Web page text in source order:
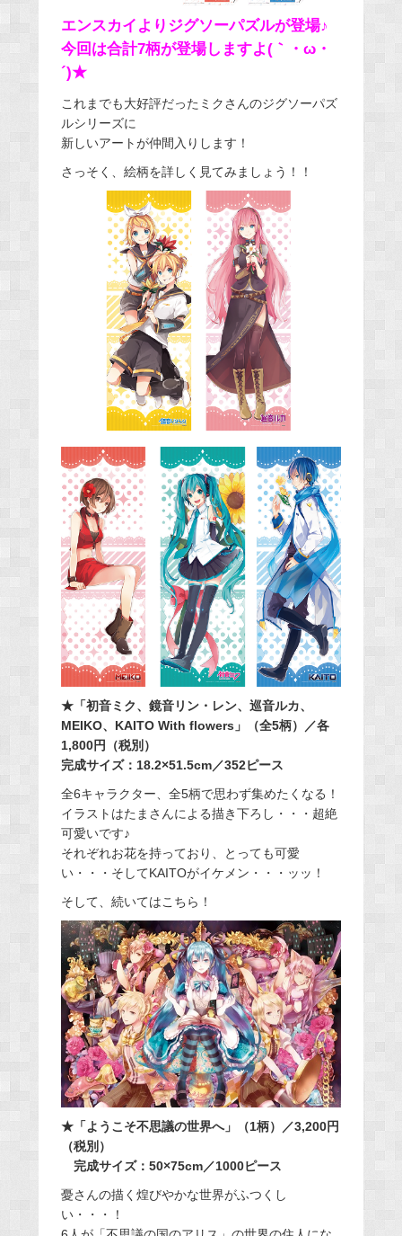
エンスカイよりジグソーパズルが登場♪
今回は合計7柄が登場しますよ(｀・ω・
´)★
これまでも大好評だったミクさんのジグソーパズ
ルシリーズに
新しいアートが仲間入りします！
さっそく、絵柄を詳しく見てみましょう！！
★「初音ミク、鏡音リン・レン、巡音ルカ、
MEIKO、KAITO With flowers」
（全5柄）／各
1,800円（税別）
完成サイズ：18.2×51.5cm／352ピース
全6キャラクター、全5柄で思わず集めたくなる！
イラストはたまさんによる描き下ろし・・・超絶
可愛いです♪
それぞれお花を持っており、とっても可愛
い・・・そしてKAITOがイケメン・・・ッッ！
そして、続いてはこちら！
★「ようこそ不思議の世界へ」（1柄）／3,200円
（税別）
完成サイズ：50×75cm／1000ピース
憂さんの描く煌びやかな世界がふつくし
い・・・！